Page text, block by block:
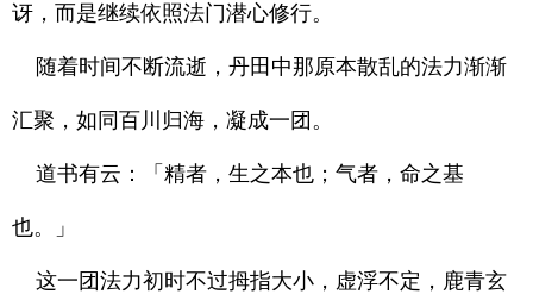
讶，而是继续依照法门潜心修行。
随着时间不断流逝，丹田中那原本散乱的法力渐渐
汇聚，如同百川归海，凝成一团。
道书有云：「精者，生之本也；气者，命之基
也。」
这一团法力初时不过拇指大小，虚浮不定，鹿青玄